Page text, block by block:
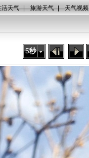
活天气 | 旅游天气 | 天气视频
5秒